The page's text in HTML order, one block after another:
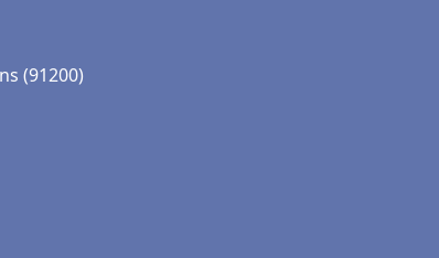
(91200)